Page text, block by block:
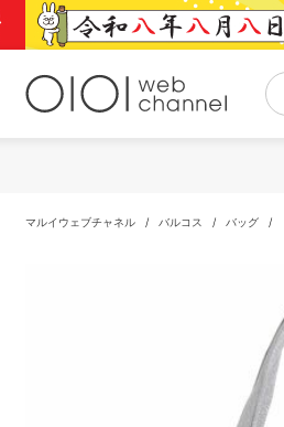
マルイウェブチャネル / バルコス / バッグ /